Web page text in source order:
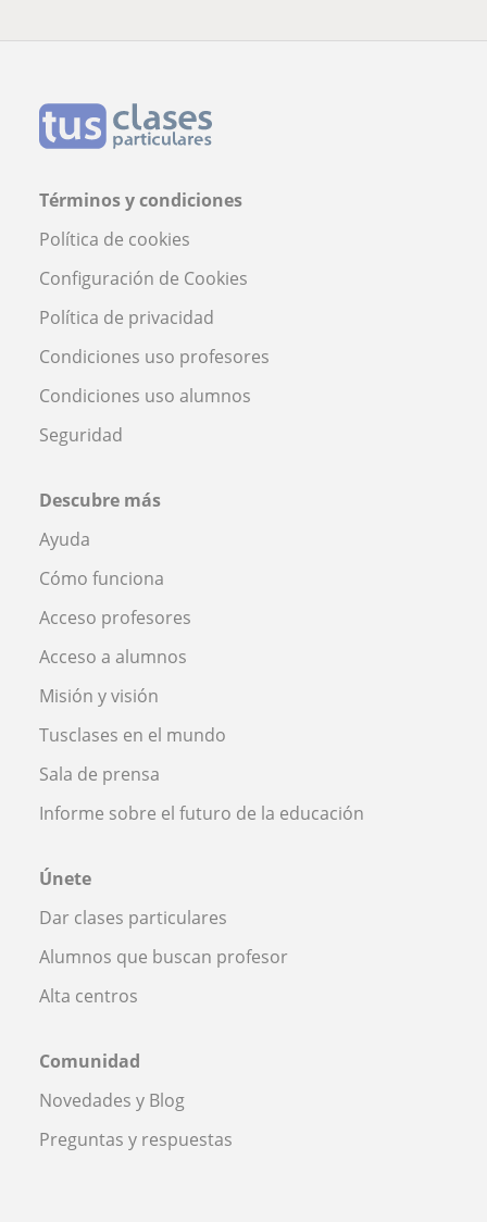
Términos y condiciones
Política de cookies
Configuración de Cookies
Política de privacidad
Condiciones uso profesores
Condiciones uso alumnos
Seguridad
Descubre más
Ayuda
Cómo funciona
Acceso profesores
Acceso a alumnos
Misión y visión
Tusclases en el mundo
Sala de prensa
Informe sobre el futuro de la educación
Únete
Dar clases particulares
Alumnos que buscan profesor
Alta centros
Comunidad
Novedades y Blog
Preguntas y respuestas